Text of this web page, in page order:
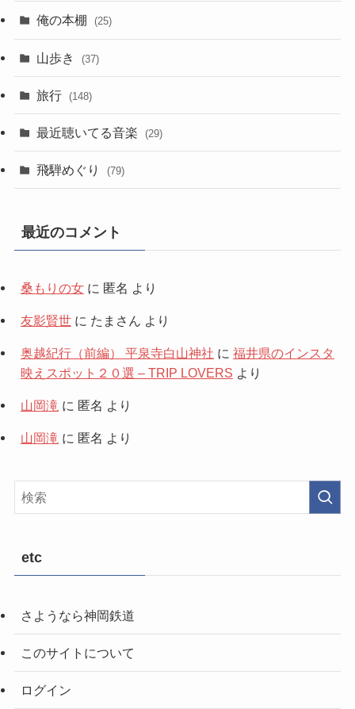
俺の本棚 (25)
山歩き (37)
旅行 (148)
最近聴いてる音楽 (29)
飛騨めぐり (79)
最近のコメント
桑もりの女に 匿名 より
友影賢世に たまさん より
奥越紀行（前編） 平泉寺白山神社 に 福井県のインスタ
映えスポット２０選 – TRIP LOVERS より
山岡滝 に 匿名 より
山岡滝 に 匿名 より
etc
さようなら神岡鉄道
このサイトについて
ログイン